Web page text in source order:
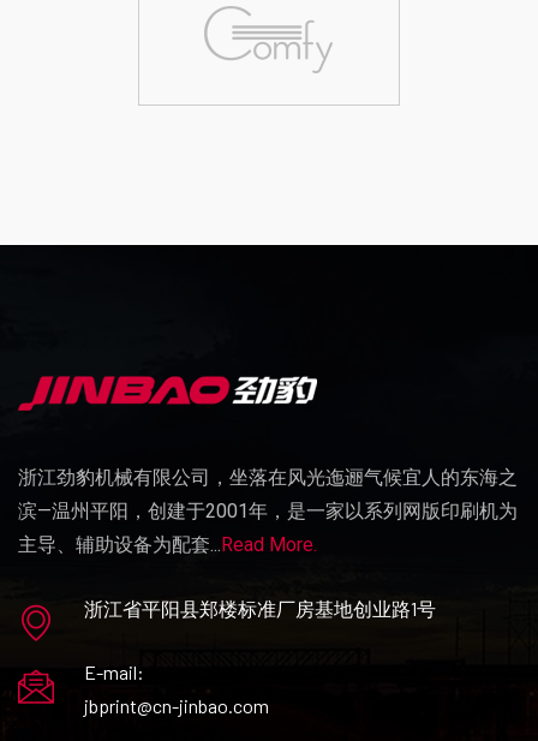
浙江劲豹机械有限公司，坐落在风光迤逦气候宜人的东海之
滨—温州平阳，创建于2001年，是一家以系列网版印刷机为
主导、辅助设备为配套...Read More.
浙江省平阳县郑楼标准厂房基地创业路1号
E-mail:
jbprint@cn-jinbao.com